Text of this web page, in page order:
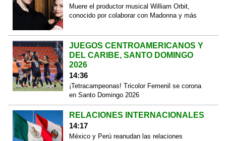
Muere el productor musical William Orbit,
conocido por colaborar con Madonna y más
JUEGOS CENTROAMERICANOS Y
DEL CARIBE, SANTO DOMINGO
2026
14:36
¡Tetracampeonas! Tricolor Femenil se corona
en Santo Domingo 2026
RELACIONES INTERNACIONALES
14:17
México y Perú reanudan las relaciones